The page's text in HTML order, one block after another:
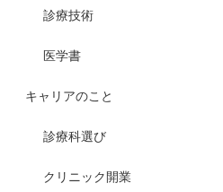
診療技術
医学書
キャリアのこと
診療科選び
クリニック開業